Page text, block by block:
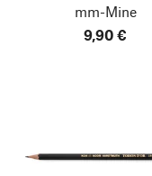
mm-Mine
9,90 €